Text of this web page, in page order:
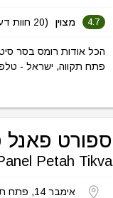
4.7 מצוין (20 חוות דעת)
פתח תקווה, ישראל -
ספורט פאנל
Petah Tikva
אימבר 14, פתח תקווה, ישראל